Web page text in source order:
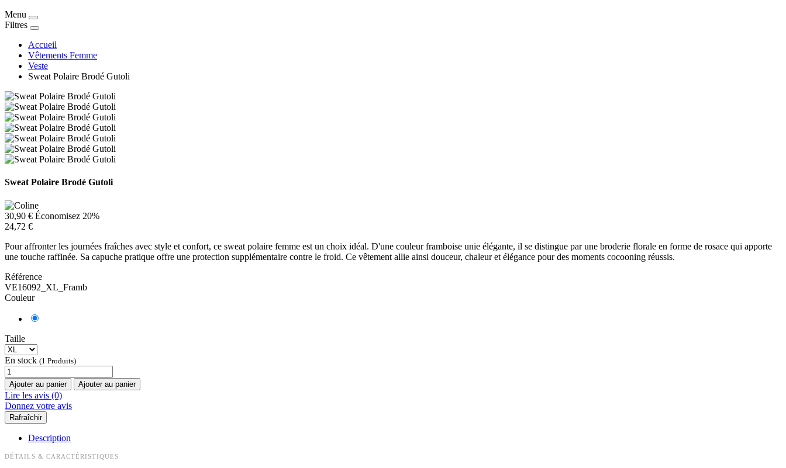
Menu
Filtres
Accueil
Vêtements Femme
Veste
Sweat Polaire Brodé Gutoli
Sweat Polaire Brodé Gutoli
30,90 € Économisez 20%
24,72 €
Pour affronter les journées fraîches avec style et confort, ce sweat polaire femme est un choix idéal. D'une couleur framboise unie élégante, il se distingue par une broderie florale en forme de rosace qui apporte
une touche raffinée. Sa capuche pratique offre une protection supplémentaire contre le froid. Ce vêtement allie ainsi douceur, chaleur et élégance pour des moments cocooning réussis.
Référence
VE16092_XL_Framb
Couleur
Taille
En stock (1 Produits)
Ajouter au panier Ajouter au panier
Lire les avis (0)
Donnez votre avis
Description
DÉTAILS & CARACTÉRISTIQUES